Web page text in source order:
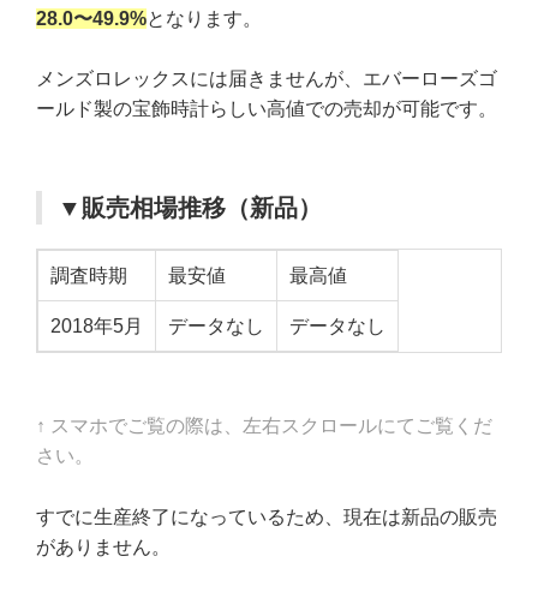
28.0〜49.9%となります。
メンズロレックスには届きませんが、エバーローズゴ
ールド製の宝飾時計らしい高値での売却が可能です。
▼販売相場推移（新品）
調査時期 最安値 最高値
2018年5月 データなし データなし
↑ スマホでご覧の際は、左右スクロールにてご覧くだ
さい。
すでに生産終了になっているため、現在は新品の販売
がありません。